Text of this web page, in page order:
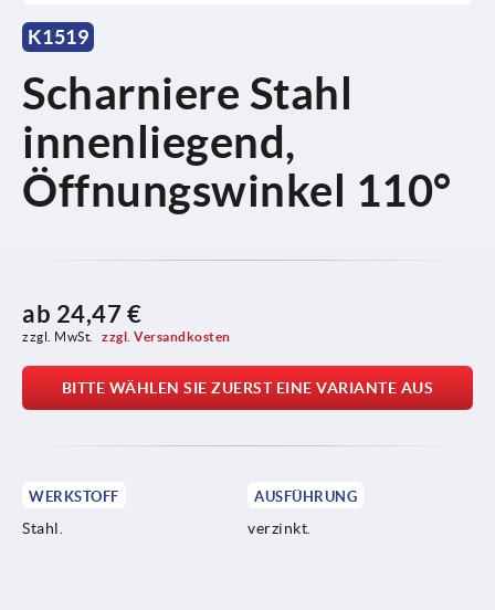
K1519
Scharniere Stahl
innenliegend,
Öffnungswinkel 110°
ab 24,47 €
zzgl. MwSt. zzgl. Versandkosten
BITTE WÄHLEN SIE ZUERST EINE VARIANTE AUS
WERKSTOFF
Stahl.
AUSFÜHRUNG
verzinkt.